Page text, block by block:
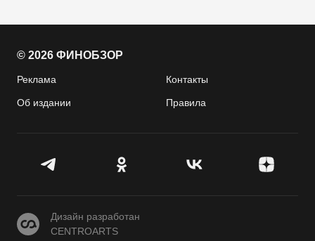
© 2026 ФИНОБЗОР
Реклама Контакты
Об издании Правила
CENTROARTS